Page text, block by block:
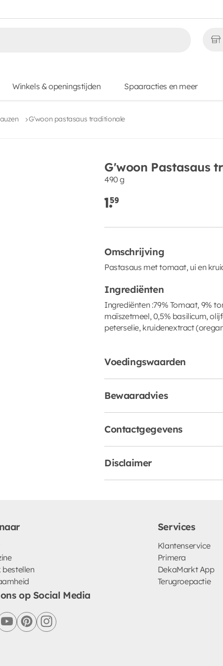
Winkels & openingstijden Spaaracties en meer
G'woon pastasaus traditionale
G'woon Pastasaus
490 g
1.59
Omschrijving
Pastasaus met tomaat, ui en
Ingrediënten
Ingrediënten :79% Tomaat, 9%
maïszetmeel, 0,5% basilicum,
peterselie, kruidenextract
Voedingswaarden
Bewaaradvies
Contactgegevens
Disclaimer
bestellen
Services
Klantenservice
Primera
DekaMarkt App
Terugroepactie
op Social Media
youtubepinterestinstagram